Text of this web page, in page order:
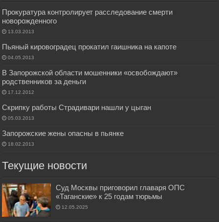
Прокуратура контролирует расследование смерти
новорожденного
13.03.2013
Пьяный кировоградец прокатил гаишника на капоте
04.05.2013
В Запорожской области мошенники «освобождают»
родственников за деньги
17.12.2012
Скрипку работы Страдивари нашли у цыган
05.03.2013
Запорожские жены опасны в пьянке
18.02.2013
Текущие новости
Суд Москвы приговорил главаря ОПС
«Таганские» к 25 годам тюрьмы
12.05.2025